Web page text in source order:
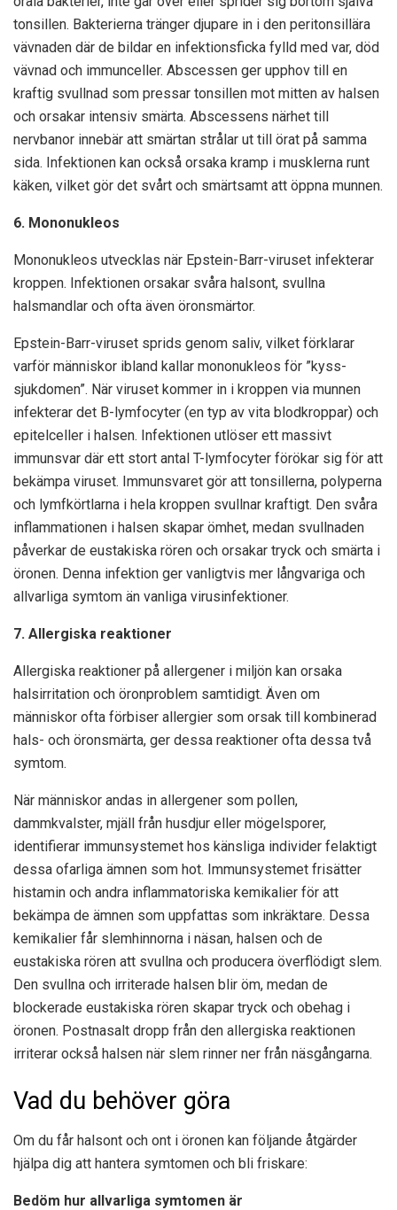
tonsillen. Bakterierna tränger djupare in i den peritonsillära
vävnaden där de bildar en infektionsficka fylld med var, död
vävnad och immunceller. Abscessen ger upphov till en
kraftig svullnad som pressar tonsillen mot mitten av halsen
och orsakar intensiv smärta. Abscessens närhet till
nervbanor innebär att smärtan strålar ut till örat på samma
sida. Infektionen kan också orsaka kramp i musklerna runt
käken, vilket gör det svårt och smärtsamt att öppna munnen.
6. Mononukleos
Mononukleos utvecklas när Epstein-Barr-viruset infekterar
kroppen. Infektionen orsakar svåra halsont, svullna
halsmandlar och ofta även öronsmärtor.
Epstein-Barr-viruset sprids genom saliv, vilket förklarar
varför människor ibland kallar mononukleos för ”kyss-
sjukdomen”. När viruset kommer in i kroppen via munnen
infekterar det B-lymfocyter (en typ av vita blodkroppar) och
epitelceller i halsen. Infektionen utlöser ett massivt
immunsvar där ett stort antal T-lymfocyter förökar sig för att
bekämpa viruset. Immunsvaret gör att tonsillerna, polyperna
och lymfkörtlarna i hela kroppen svullnar kraftigt. Den svåra
inflammationen i halsen skapar ömhet, medan svullnaden
påverkar de eustakiska rören och orsakar tryck och smärta i
öronen. Denna infektion ger vanligtvis mer långvariga och
allvarliga symtom än vanliga virusinfektioner.
7. Allergiska reaktioner
Allergiska reaktioner på allergener i miljön kan orsaka
halsirritation och öronproblem samtidigt. Även om
människor ofta förbiser allergier som orsak till kombinerad
hals- och öronsmärta, ger dessa reaktioner ofta dessa två
symtom.
När människor andas in allergener som pollen,
dammkvalster, mjäll från husdjur eller mögelsporer,
identifierar immunsystemet hos känsliga individer felaktigt
dessa ofarliga ämnen som hot. Immunsystemet frisätter
histamin och andra inflammatoriska kemikalier för att
bekämpa de ämnen som uppfattas som inkräktare. Dessa
kemikalier får slemhinnorna i näsan, halsen och de
eustakiska rören att svullna och producera överflödigt slem.
Den svullna och irriterade halsen blir öm, medan de
blockerade eustakiska rören skapar tryck och obehag i
öronen. Postnasalt dropp från den allergiska reaktionen
irriterar också halsen när slem rinner ner från näsgångarna.
Vad du behöver göra
Om du får halsont och ont i öronen kan följande åtgärder
hjälpa dig att hantera symtomen och bli friskare:
Bedöm hur allvarliga symtomen är